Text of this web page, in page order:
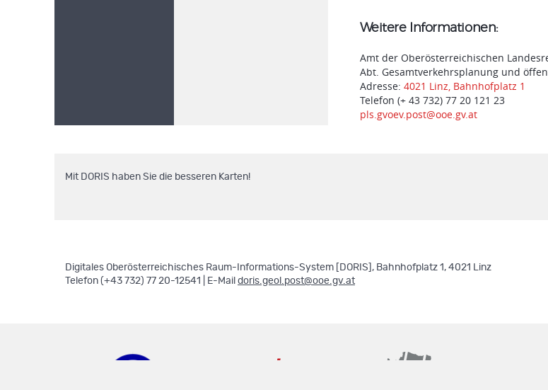
Weitere Informationen:
Amt der Oberösterreichischen
Abt. Gesamtverkehrsplanung und
Adresse: 4021 Linz, Bahnhofplatz 1
Telefon (+ 43 732) 77 20 121 23
pls.gvoev.post@ooe.gv.at
Mit DORIS haben Sie die besseren Karten!
Digitales Oberösterreichisches Raum-Informations-System [DORIS], Bahnhofplatz 1, 4021 Linz
Telefon (+43 732) 77 20-12541 | E-Mail doris.geol.post@ooe.gv.at